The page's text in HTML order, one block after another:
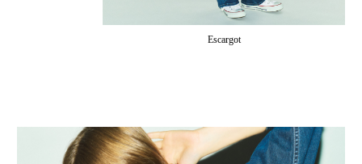
Escargot